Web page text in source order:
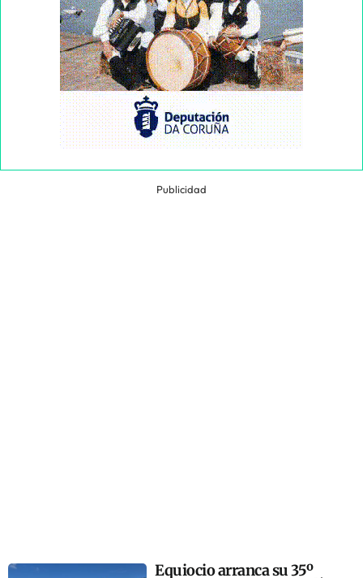
Publicidad
Equiocio arranca su 35º